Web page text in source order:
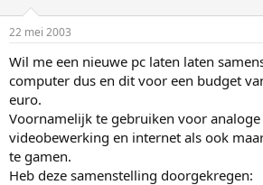
s
t
a
r
t
e
r
m
22 mei 2003
Wil me een nieuwe pc laten laten
computer dus en dit voor een budget
euro.
Voornamelijk te gebruiken voor
videobewerking en internet als ook
te gamen.
Heb deze samenstelling doorgekregen: